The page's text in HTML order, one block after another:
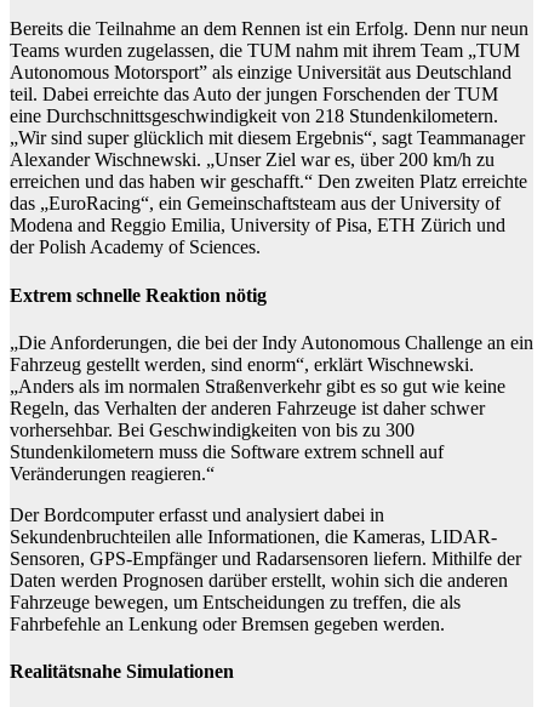
Bereits die Teilnahme an dem Rennen ist ein Erfolg. Denn nur neun
Teams wurden zugelassen, die TUM nahm mit ihrem Team „TUM
Autonomous Motorsport” als einzige Universität aus Deutschland
teil. Dabei erreichte das Auto der jungen Forschenden der TUM
eine Durchschnittsgeschwindigkeit von 218 Stundenkilometern.
„Wir sind super glücklich mit diesem Ergebnis“, sagt Teammanager
Alexander Wischnewski. „Unser Ziel war es, über 200 km/h zu
erreichen und das haben wir geschafft.“ Den zweiten Platz erreichte
das „EuroRacing“, ein Gemeinschaftsteam aus der University of
Modena and Reggio Emilia, University of Pisa, ETH Zürich und
der Polish Academy of Sciences.
Extrem schnelle Reaktion nötig
„Die Anforderungen, die bei der Indy Autonomous Challenge an ein
Fahrzeug gestellt werden, sind enorm“, erklärt Wischnewski.
„Anders als im normalen Straßenverkehr gibt es so gut wie keine
Regeln, das Verhalten der anderen Fahrzeuge ist daher schwer
vorhersehbar. Bei Geschwindigkeiten von bis zu 300
Stundenkilometern muss die Software extrem schnell auf
Veränderungen reagieren.“
Der Bordcomputer erfasst und analysiert dabei in
Sekundenbruchteilen alle Informationen, die Kameras, LIDAR-
Sensoren, GPS-Empfänger und Radarsensoren liefern. Mithilfe der
Daten werden Prognosen darüber erstellt, wohin sich die anderen
Fahrzeuge bewegen, um Entscheidungen zu treffen, die als
Fahrbefehle an Lenkung oder Bremsen gegeben werden.
Realitätsnahe Simulationen